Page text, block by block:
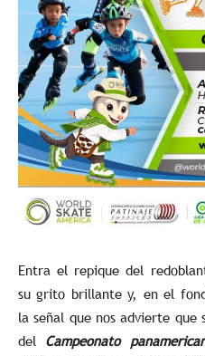
Entra el repique del
su grito brillante y, en el
la señal que nos advierte
del Campeonato